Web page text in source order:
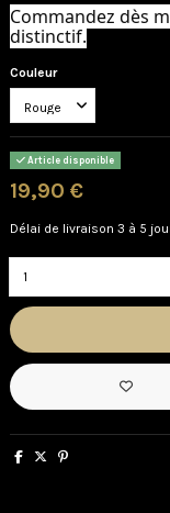
Commandez dès
distinctif.
Couleur
Article disponible
19,90 €
Délai de livraison 3 à 5